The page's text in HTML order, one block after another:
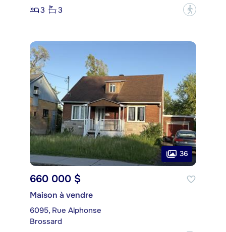
3
3 ?
36
660 000 $
Maison à vendre
6095, Rue Alphonse
Brossard